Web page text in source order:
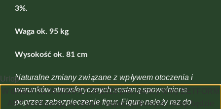
3%.
Waga ok. 95 kg
Wysokość ok. 81 cm
Naturalne zmiany związane z wpływem otoczenia i
warunków atmosferycznych zostaną spowolnione
poprzez zabezpieczenie figur. Figurę należy raz do
Urlop
W dniach 01.08.2026-17.08.2026 pracownicy firmy BETFORM
ART przebywają na urlopie wypoczynkowym i sklep będzie